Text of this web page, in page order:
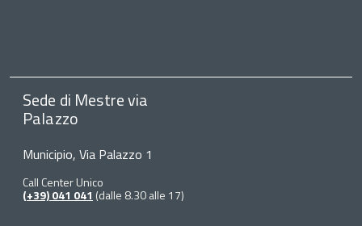
Sede di Mestre via
Palazzo
Municipio, Via Palazzo 1
Call Center Unico
(+39) 041 041 (dalle 8.30 alle 17)